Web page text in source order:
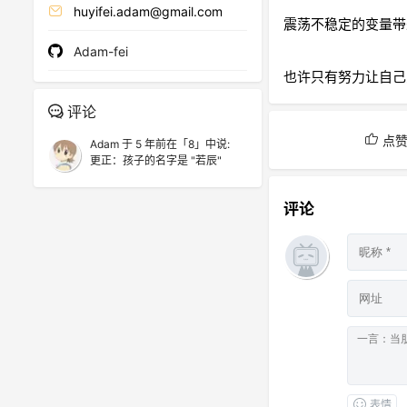
huyifei.adam@gmail.com
Adam-fei
评论
Adam 于 5 年前在 「8」 中说:
更正：孩子的名字是 "若辰"
震荡不稳定的变量
也许只有努力让自
点
评论